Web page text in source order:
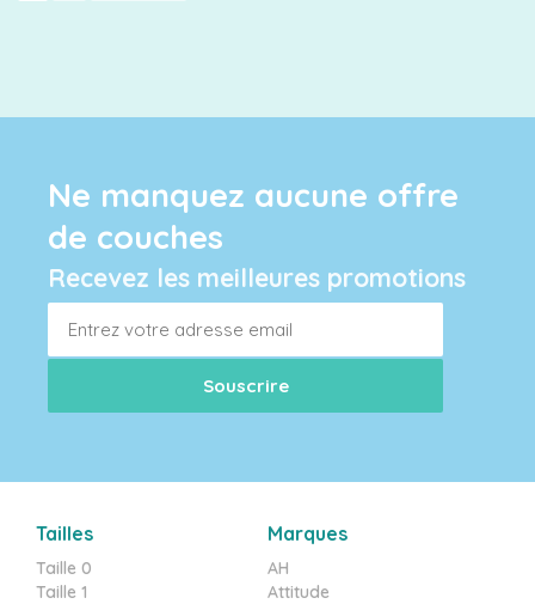
Ne manquez aucune offre
de couches
Recevez les meilleures promotions
Tailles
Taille 0
Taille 1
Marques
AH
Attitude